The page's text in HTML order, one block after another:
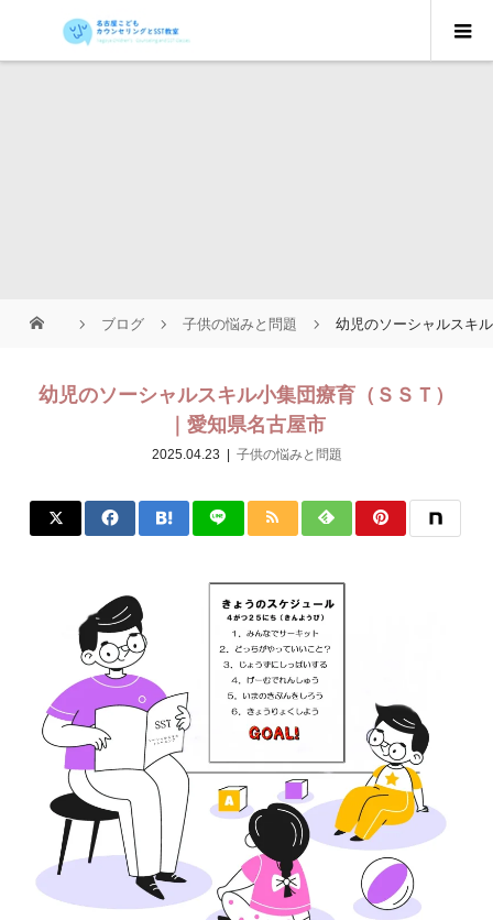
ブログ 子供の悩みと問題 幼児のソーシャルスキ
幼児のソーシャルスキル小集団療育（ＳＳＴ）
｜愛知県名古屋市
2025.04.23 子供の悩みと問題